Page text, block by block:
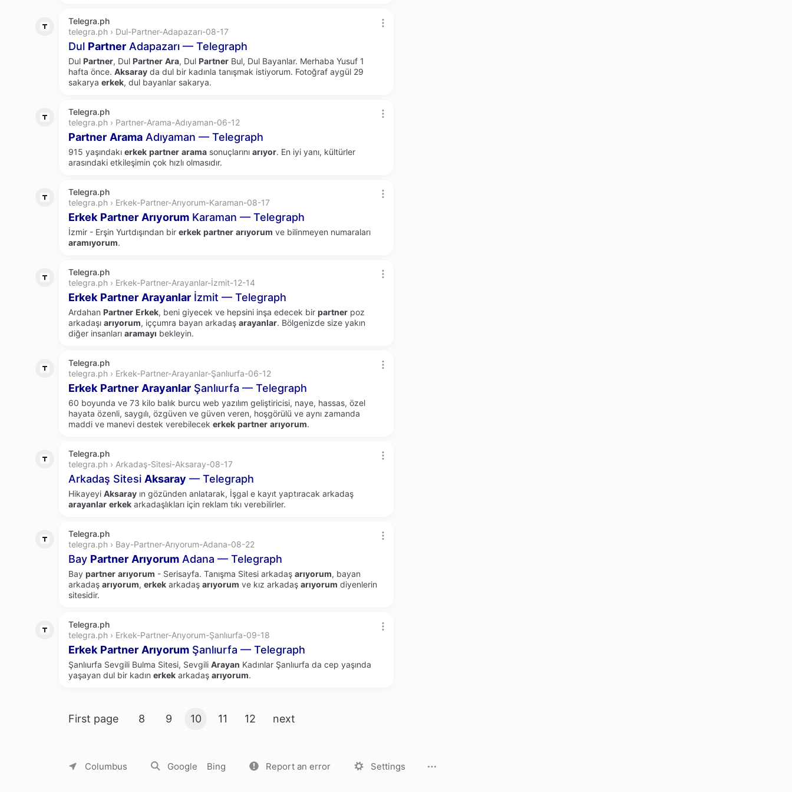
Telegra.ph
telegra.ph › Dul-Partner-Adapazarı-08-17
Dul Partner Adapazarı — Telegraph
Dul Partner, Dul Partner Ara, Dul Partner Bul, Dul Bayanlar. Merhaba Yusuf 1
hafta önce. Aksaray da dul bir kadınla tanışmak istiyorum. Fotoğraf aygül 29
sakarya erkek, dul bayanlar sakarya.
Telegra.ph
telegra.ph › Partner-Arama-Adıyaman-06-12
Partner Arama Adıyaman — Telegraph
915 yaşındakı erkek partner arama sonuçlarını arıyor. En iyi yanı, kültürler
arasındaki etkileşimin çok hızlı olmasıdır.
Telegra.ph
telegra.ph › Erkek-Partner-Arıyorum-Karaman-08-17
Erkek Partner Arıyorum Karaman — Telegraph
İzmir - Erşin Yurtdışından bir erkek partner arıyorum ve bilinmeyen numaraları
aramıyorum.
Telegra.ph
telegra.ph › Erkek-Partner-Arayanlar-İzmit-12-14
Erkek Partner Arayanlar İzmit — Telegraph
Ardahan Partner Erkek, beni giyecek ve hepsini inşa edecek bir partner poz
arkadaşı arıyorum, iççumra bayan arkadaş arayanlar. Bölgenizde size yakın
diğer insanları aramayı bekleyin.
Telegra.ph
telegra.ph › Erkek-Partner-Arayanlar-Şanlıurfa-06-12
Erkek Partner Arayanlar Şanlıurfa — Telegraph
60 boyunda ve 73 kilo balık burcu web yazılım geliştiricisi, naye, hassas, özel
hayata özenli, saygılı, özgüven ve güven veren, hoşgörülü ve aynı zamanda
maddi ve manevi destek verebilecek erkek partner arıyorum.
Telegra.ph
telegra.ph › Arkadaş-Sitesi-Aksaray-08-17
Arkadaş Sitesi Aksaray — Telegraph
Hikayeyi Aksaray ın gözünden anlatarak, İşgal e kayıt yaptıracak arkadaş
arayanlar erkek arkadaşlıkları için reklam tıkı verebilirler.
Telegra.ph
telegra.ph › Bay-Partner-Arıyorum-Adana-08-22
Bay Partner Arıyorum Adana — Telegraph
Bay partner arıyorum - Serisayfa. Tanışma Sitesi arkadaş arıyorum, bayan
arkadaş arıyorum, erkek arkadaş arıyorum ve kız arkadaş arıyorum diyenlerin
sitesidir.
Telegra.ph
telegra.ph › Erkek-Partner-Arıyorum-Şanlıurfa-09-18
Erkek Partner Arıyorum Şanlıurfa — Telegraph
Şanlıurfa Sevgili Bulma Sitesi, Sevgili Arayan Kadınlar Şanlıurfa da cep yaşında
yaşayan dul bir kadın erkek arkadaş arıyorum.
Search result pages
First page 8 9 10 11 12 next
Columbus Google Bing Report an error Settings